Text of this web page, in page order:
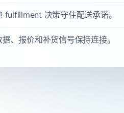
fulfillment 决策守住配送承诺。
、报价和补货信号保持连接。